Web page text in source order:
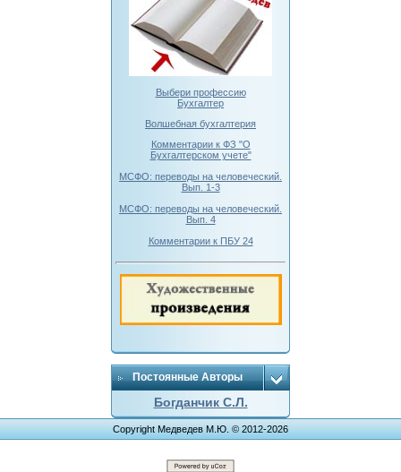
Выбери профессию
Бухгалтер
Волшебная бухгалтерия
Комментарии к ФЗ "О
Бухгалтерском учете"
МСФО: переводы на человеческий.
Вып. 1-3
МСФО: переводы на человеческий.
Вып. 4
Комментарии к ПБУ 24
Постоянные Авторы
Богданчик С.Л.
Copyright Медведев М.Ю. © 2012-2026